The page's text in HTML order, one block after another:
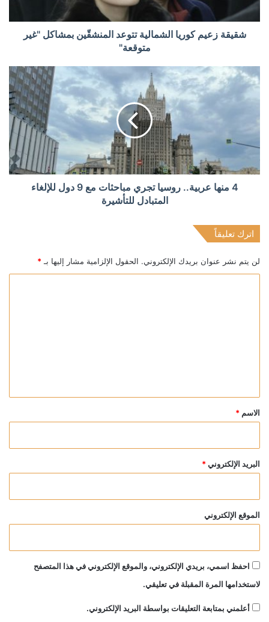
شقيقة زعيم كوريا الشمالية تتوعد المنشقّين بمشاكل "غير
متوقعة"
4 منها عربية.. روسيا تجري مباحثات مع 9 دول للإلغاء
المتبادل للتأشيرة
اترك تعليقاً
لن يتم نشر عنوان بريدك الإلكتروني. الحقول الإلزامية مشار إليها بـ *
*
الاسم *
البريد الإلكتروني *
الموقع الإلكتروني
احفظ اسمي، بريدي الإلكتروني، والموقع الإلكتروني في هذا المتصفح
لاستخدامها المرة المقبلة في تعليقي.
أعلمني بمتابعة التعليقات بواسطة البريد الإلكتروني.